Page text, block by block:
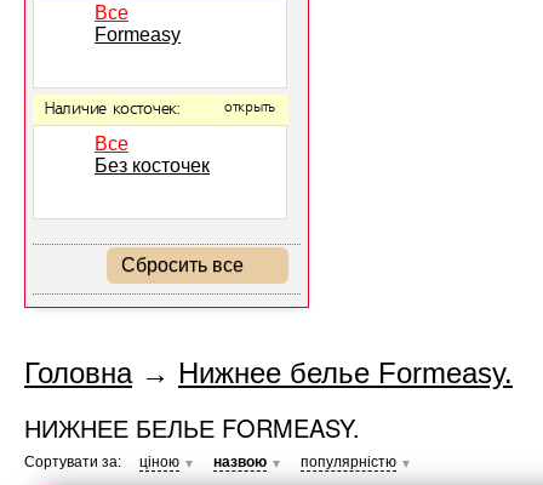
Все
Formeasy
Наличие косточек: открыть
Все
Без косточек
Сбросить все
Головна→ Нижнее белье Formeasy.
НИЖНЕЕ БЕЛЬЕ FORMEASY.
Сортувати за: ціною ▼ назвою ▼ популярністю ▼